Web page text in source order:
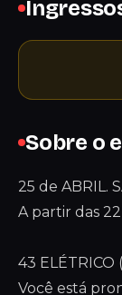
Sobre o
25 de ABRIL.
A partir das
43 ELÉTRICO
Você está